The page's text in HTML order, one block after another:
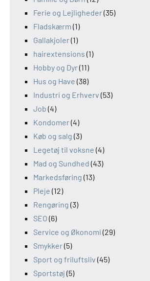
Ferie og Lejligheder(35)
Fladskærm (1)
Gallakjoler(1)
hairextensions (1)
Hobby og Dyr(11)
Hus og Have (38)
Industri og Erhverv (53)
Job (4)
Kondomer(4)
Køb og salg (3)
Legetøj til voksne (4)
Mad og Sundhed (43)
Markedsføring (13)
Pleje (12)
Rengøring (3)
SEO (6)
Service og Økonomi (29)
Smykker(5)
Sport og friluftsliv (45)
Sportstøj (5)